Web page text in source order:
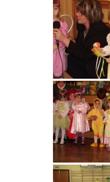
HIRDETMÉNYEK
ÓVODA ÉS MINI